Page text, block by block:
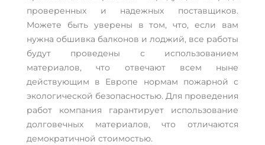
проверенных и надежных поставщиков.
Можете быть уверены в том, что, если вам
нужна обшивка балконов и лоджий, все работы
будут проведены с использованием
материалов, что отвечают всем ныне
действующим в Европе нормам пожарной с
экологической безопасностью. Для проведения
работ компания гарантирует использование
долговечных материалов, что отличаются
демократичной стоимостью.